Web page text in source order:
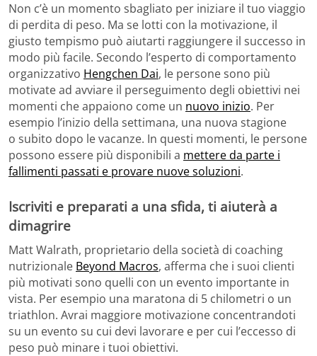
Non c’è un momento sbagliato per iniziare il tuo viaggio
di perdita di peso. Ma se lotti con la motivazione, il
giusto tempismo può aiutarti raggiungere il successo in
modo più facile. Secondo l’esperto di comportamento
organizzativo Hengchen Dai, le persone sono più
motivate ad avviare il perseguimento degli obiettivi nei
momenti che appaiono come un nuovo inizio. Per
esempio l’inizio della settimana, una nuova stagione
o subito dopo le vacanze. In questi momenti, le persone
possono essere più disponibili a mettere da parte i
fallimenti passati e provare nuove soluzioni.
Iscriviti e preparati a una sfida, ti aiuterà a
dimagrire
Matt Walrath, proprietario della società di coaching
nutrizionale Beyond Macros, afferma che i suoi clienti
più motivati ​​sono quelli con un evento importante in
vista. Per esempio una maratona di 5 chilometri o un
triathlon. Avrai maggiore motivazione concentrandoti
su un evento su cui devi lavorare e per cui l’eccesso di
peso può minare i tuoi obiettivi.